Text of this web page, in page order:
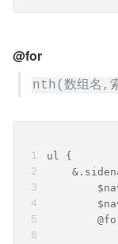
@for
nth(数组名,
ul {